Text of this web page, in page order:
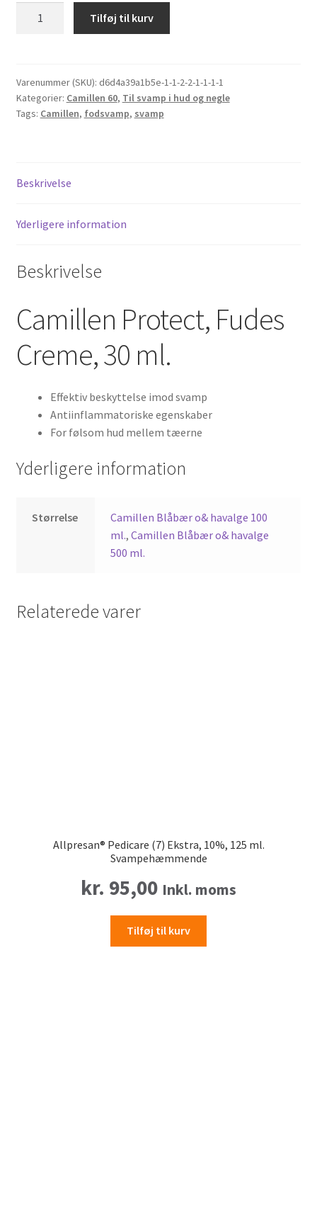
Creme,
30
ml.
Tilføj til kurv
Varenummer (SKU): d6d4a39a1b5e-1-1-2-2-1-1-1-1
Kategorier: Camillen 60, Til svamp i hud og negle
Tags: Camillen, fodsvamp, svamp
Beskrivelse
Yderligere information
Beskrivelse
Camillen Protect, Fudes
Creme, 30 ml.
Effektiv beskyttelse imod svamp
Antiinflammatoriske egenskaber
For følsom hud mellem tæerne
Yderligere information
Størrelse
Camillen Blåbær o& havalge 100
ml.,Camillen Blåbær o& havalge
500 ml.
Relaterede varer
Allpresan® Pedicare (7) Ekstra, 10%, 125 ml.
Svampehæmmende
kr. 95,00 Inkl. moms
Tilføj til kurv